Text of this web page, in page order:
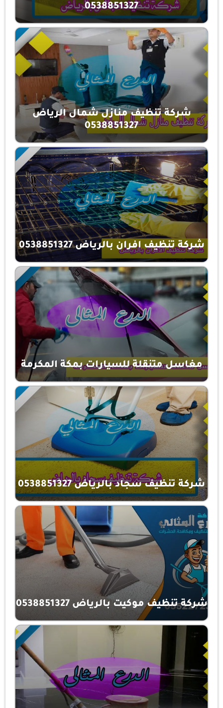
0538851327
شركة تنظيف منازل شمال الرياض
0538851327
شركة تنظيف افران بالرياض 0538851327
مغاسل متنقلة للسيارات بمكة المكرمة
شركة تنظيف سجاد بالرياض 0538851327
شركة تنظيف موكيت بالرياض 0538851327